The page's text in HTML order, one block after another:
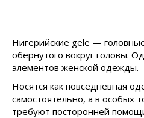
Нигерийские gele —
обернутого вокруг головы.
элементов женской одежды.
Носятся как повседневная
самостоятельно, а в особых
требуют посторонней